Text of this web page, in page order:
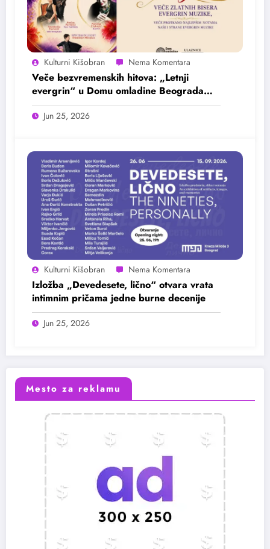
Kulturni Kišobran
Veče bezvremenskih hitova: „Letnji
evergrin“ u Domu omladine Beograda
25. juna
Jun 25, 2026
Kulturni Kišobran
Izložba „Devedesete, lično“ otvara vrata
intimnim pričama jedne burne decenije
Jun 25, 2026
Mesto za reklamu